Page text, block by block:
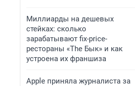
Миллиарды на дешевых
стейках: сколько
зарабатывают fix-price-
рестораны «The Бык» и как
устроена их франшиза
Apple приняла журналиста за